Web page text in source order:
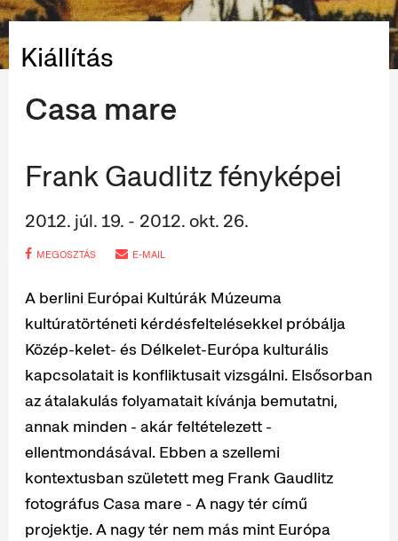
Kiállítás
Casa mare
Frank Gaudlitz fényképei
2012. júl. 19. - 2012. okt. 26.
MEGOSZTÁS E-MAIL
A berlini Európai Kultúrák Múzeuma
kultúratörténeti kérdésfeltelésekkel próbálja
Közép-kelet- és Délkelet-Európa kulturális
kapcsolatait is konfliktusait vizsgálni. Elsősorban
az átalakulás folyamatait kívánja bemutatni,
annak minden - akár feltételezett -
ellentmondásával. Ebben a szellemi
kontextusban született meg Frank Gaudlitz
fotográfus Casa mare - A nagy tér című
projektje. A nagy tér nem más mint Európa